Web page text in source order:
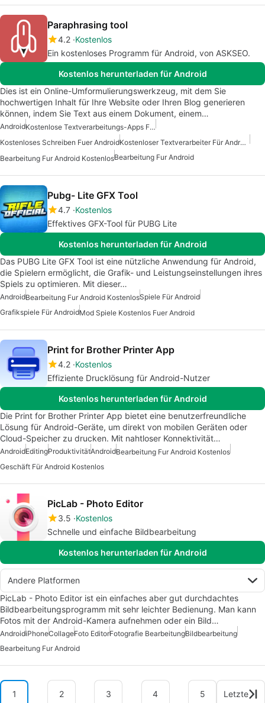
Paraphrasing tool
4.2 Kostenlos
Ein kostenloses Programm für Android, von ASKSEO.
Kostenlos herunterladen für Android
Dies ist ein Online-Umformulierungswerkzeug, mit dem Sie
hochwertigen Inhalt für Ihre Website oder Ihren Blog generieren
können, indem Sie Text aus einem Dokument, einem…
Android
Kostenlose Textverarbeitungs-Apps Für Android
Kostenloses Schreiben Fuer Android
Kostenloser Textverarbeiter Für Android
Bearbeitung Fur Android KostenlosBearbeitung Fur Android
Pubg- Lite GFX Tool
4.7 Kostenlos
Effektives GFX-Tool für PUBG Lite
Kostenlos herunterladen für Android
Das PUBG Lite GFX Tool ist eine nützliche Anwendung für Android,
die Spielern ermöglicht, die Grafik- und Leistungseinstellungen ihres
Spiels zu optimieren. Mit dieser…
AndroidBearbeitung Fur Android KostenlosSpiele Für Android
Grafikspiele Für AndroidMod Spiele Kostenlos Fuer Android
Print for Brother Printer App
4.2 Kostenlos
Effiziente Drucklösung für Android-Nutzer
Kostenlos herunterladen für Android
Die Print for Brother Printer App bietet eine benutzerfreundliche
Lösung für Android-Geräte, um direkt von mobilen Geräten oder
Cloud-Speicher zu drucken. Mit nahtloser Konnektivität…
AndroidEditingProduktivitätAndroidBearbeitung Fur Android Kostenlos
Geschäft Für Android Kostenlos
PicLab - Photo Editor
3.5 Kostenlos
Schnelle und einfache Bildbearbeitung
Kostenlos herunterladen für Android
Andere Platformen
PicLab - Photo Editor ist ein einfaches aber gut durchdachtes
Bildbearbeitungsprogramm mit sehr leichter Bedienung. Man kann
Fotos mit der Android-Kamera aufnehmen oder ein Bild…
AndroidiPhoneCollageFoto EditorFotografie BearbeitungBildbearbeitung
Bearbeitung Fur Android
1 2 3 4 5 Letzte